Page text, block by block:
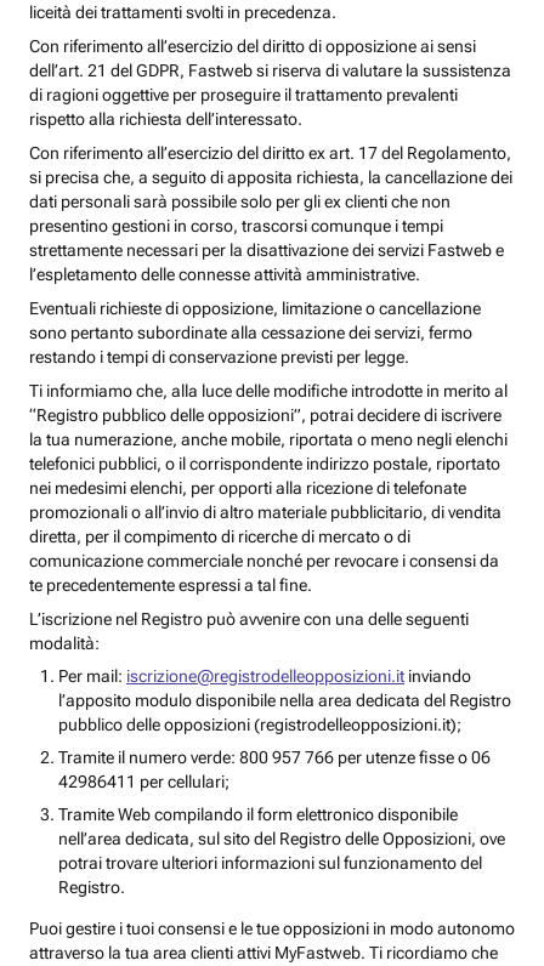
liceità dei trattamenti svolti in precedenza.
Con riferimento all’esercizio del diritto di opposizione ai sensi
dell’art. 21 del GDPR, Fastweb si riserva di valutare la sussistenza
di ragioni oggettive per proseguire il trattamento prevalenti
rispetto alla richiesta dell’interessato.
Con riferimento all’esercizio del diritto ex art. 17 del Regolamento,
si precisa che, a seguito di apposita richiesta, la cancellazione dei
dati personali sarà possibile solo per gli ex clienti che non
presentino gestioni in corso, trascorsi comunque i tempi
strettamente necessari per la disattivazione dei servizi Fastweb e
l’espletamento delle connesse attività amministrative.
Eventuali richieste di opposizione, limitazione o cancellazione
sono pertanto subordinate alla cessazione dei servizi, fermo
restando i tempi di conservazione previsti per legge.
Ti informiamo che, alla luce delle modifiche introdotte in merito al
“Registro pubblico delle opposizioni”, potrai decidere di iscrivere
la tua numerazione, anche mobile, riportata o meno negli elenchi
telefonici pubblici, o il corrispondente indirizzo postale, riportato
nei medesimi elenchi, per opporti alla ricezione di telefonate
promozionali o all’invio di altro materiale pubblicitario, di vendita
diretta, per il compimento di ricerche di mercato o di
comunicazione commerciale nonché per revocare i consensi da
te precedentemente espressi a tal fine.
L’iscrizione nel Registro può avvenire con una delle seguenti
modalità:
Per mail: iscrizione@registrodelleopposizioni.it inviando
l’apposito modulo disponibile nella area dedicata del Registro
pubblico delle opposizioni (registrodelleopposizioni.it);
Tramite il numero verde: 800 957 766 per utenze fisse o 06
42986411 per cellulari;
Tramite Web compilando il form elettronico disponibile
nell’area dedicata, sul sito del Registro delle Opposizioni, ove
potrai trovare ulteriori informazioni sul funzionamento del
Registro.
Puoi gestire i tuoi consensi e le tue opposizioni in modo autonomo
attraverso la tua area clienti attivi MyFastweb. Ti ricordiamo che